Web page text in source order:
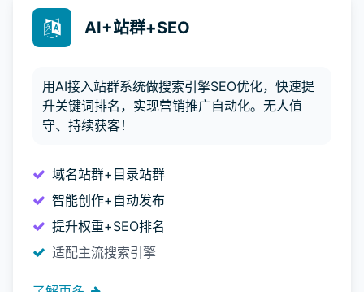
AI+站群+SEO
用AI接入站群系统做搜索引擎SEO优化，快速提
升关键词排名，实现营销推广自动化。无人值
守、持续获客！
域名站群+目录站群
智能创作+自动发布
提升权重+SEO排名
适配主流搜索引擎